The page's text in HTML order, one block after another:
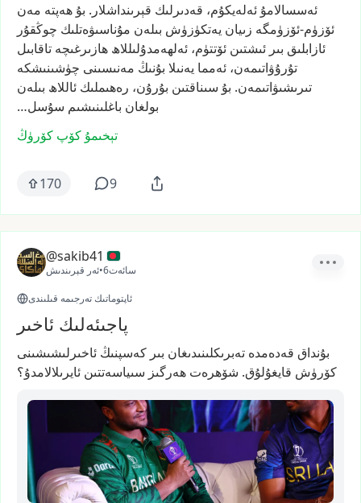
ئەسسالامۇ ئەلەيكۇم، قەدىرلىك قېرىنداشلار. بۇ ھەپتە مەن
ئۆزۈم-ئۆزۈمگە زىيان يەتكۈزۈش بىلەن مۇناسىۋەتلىك چوڭقۇر
ئازابلىق بىر ئىشتىن ئۆتتۈم، ئەلھەمدۇلىللاھ ھازىرغىچە تاقابىل
تۇرۇۋاتىمەن، ئەمما يەنىلا بۇنىڭ مەنىسىنى چۈشىنىشكە
تىرىشىۋاتىمەن. بۇ سىناقتىن بۇرۇن، رەھىملىك ئاللاھ بىلەن
بولغان باغلىنىشىم سۇسل…
تېخىمۇ كۆپ كۆرۈڭ
170 9
@sakib41
ئەر قېرىندىش• 6سائەت
ئاپتوماتىك تەرجىمە قىلىندى
پاجىئەلىك ئاخىر
بۇنداق قەدەمدە تەبرىكلىنىدىغان بىر كەسپنىڭ ئاخىرلىشىشىنى
كۆرۈش قايغۇلۇق. شۆھرەت ھەرگىز سىياسەتتىن ئايرىلالامدۇ؟